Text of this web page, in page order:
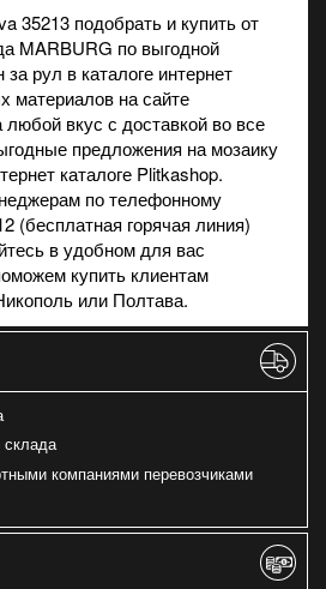
35213 подобрать и купить от
MARBURG по выгодной
за рул в каталоге интернет
материалов на сайте
вкус с доставкой во все
предложения на мозаику
каталоге Plitkashop.
по телефонному
(бесплатная горячая линия)
в удобном для вас
купить клиентам
или Полтава.
компаниями перевозчиками